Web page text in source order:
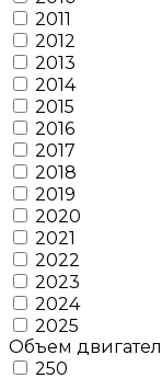
2011
2012
2013
2014
2015
2016
2017
2018
2019
2020
2021
2022
2023
2024
2025
Объем
250